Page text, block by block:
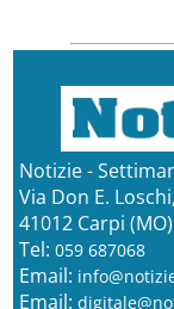
Notizie -
Via Don E.
41012 Carpi (MO)
Tel: 059 687068
Email:
Email: